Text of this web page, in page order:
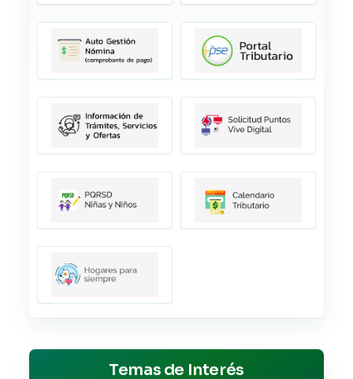
Temas de Interés